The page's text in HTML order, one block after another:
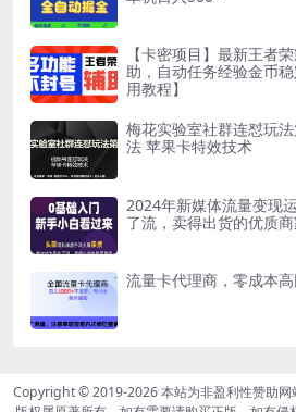
【卡密项目】最新王者
助，自动任务经验金币
用教程】
梅花实验室社群连怼玩
法 苹果卡特效技术
2024年新媒体流量变现
了流，卖得出货的优质
流量卡代理商，零成本
Copyright © 2019-2026本站为非盈利性赞助网